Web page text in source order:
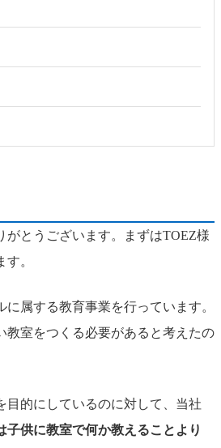
がとうございます。まずはTOEZ様
。
属する教育事業を行っています。
教室をつくる必要があると考えたの
的にしているのに対して、当社
供に教室で何か教えることより